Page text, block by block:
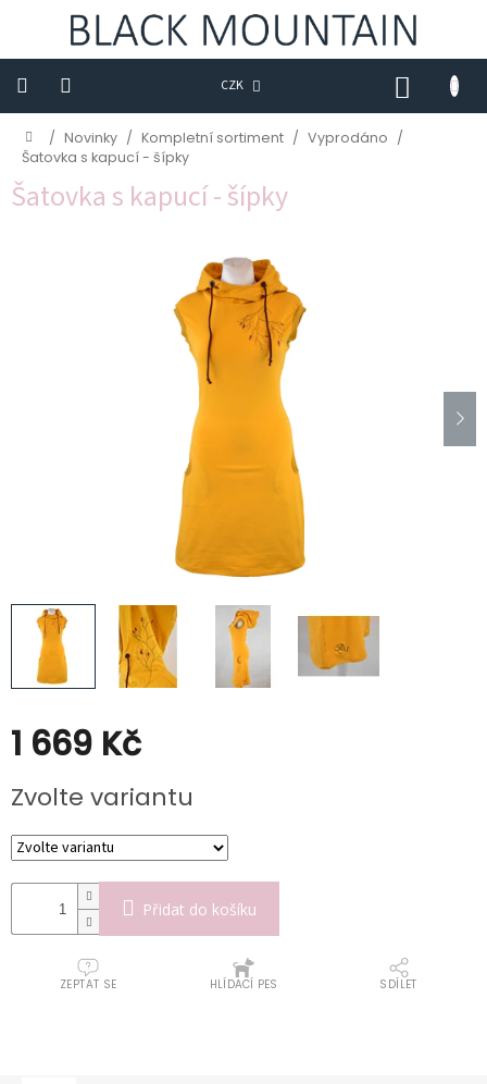
CZK
KOŠÍK
Novinky
BLACK
M
Slevy
Domů
/ Novinky / Kompletní sortiment / Vyprodáno /
Šatovka s kapucí - šípky
Šatovka s kapucí - šípky
1 669 Kč
cena:
Zvolte variantu
Přidat do košíku
ZEPTAT SE HLÍDACÍ PES SDÍLET